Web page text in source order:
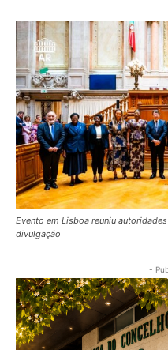
Evento em Lisboa reuniu
divulgação
-